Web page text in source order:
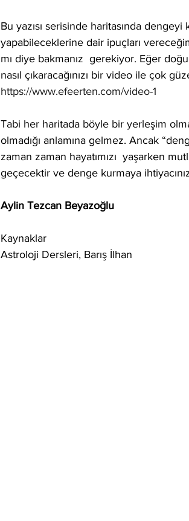
Bu yazısı serisinde haritasında
yapabileceklerine dair ipuçları
mı diye bakmanız  gerekiyor. Eğer
nasıl çıkaracağınızı bir video ile çok
https://www.efeerten.com/video-1
Tabi her haritada böyle bir yerleşim
olmadığı anlamına gelmez. Ancak
zaman zaman hayatımızı  yaşarken
geçecektir ve denge kurmaya
Aylin Tezcan Beyazoğlu
Kaynaklar
Astroloji Dersleri, Barış İlhan